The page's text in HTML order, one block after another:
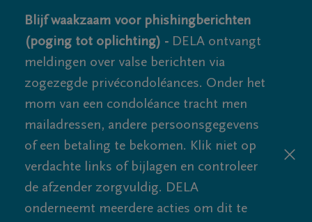
Blijf waakzaam voor phishingberichten
(poging tot oplichting) - DELA ontvangt
meldingen over valse berichten via
zogezegde privécondoléances. Onder het
mom van een condoléance tracht men
mailadressen, andere persoonsgegevens
of een betaling te bekomen. Klik niet op
verdachte links of bijlagen en controleer
de afzender zorgvuldig. DELA
onderneemt meerdere acties om dit te